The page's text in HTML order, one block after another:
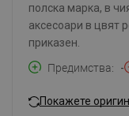
полска марка, в
аксесоари в цвят
приказен.
Предимства
-
Покажете